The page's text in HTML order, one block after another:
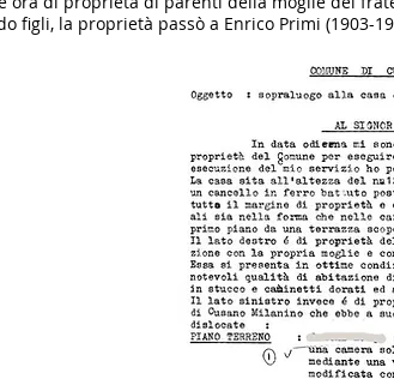
figli, la proprietà passò a Enrico Primi (1903-